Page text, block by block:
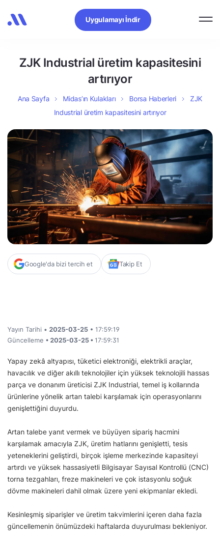
Uygulamayı İndir
ZJK Industrial üretim kapasitesini
artırıyor
Ana Sayfa Midas’ın Kulakları Borsa Haberleri
ZJK
Industrial üretim kapasitesini artırıyor
Google'da bizi tercih et Takip Et
Yayın Tarihi • 2025-03-25 • 17:59:19
Güncelleme • 2025-03-25 • 17:59:31
Yapay zekâ altyapısı, tüketici elektroniği, elektrikli araçlar,
havacılık ve diğer akıllı teknolojiler için yüksek teknolojili hassas
parça ve donanım üreticisi ZJK Industrial, temel iş kollarında
ürünlerine yönelik artan talebi karşılamak için operasyonlarını
genişlettiğini duyurdu.
Artan talebe yanıt vermek ve büyüyen sipariş hacmini
karşılamak amacıyla ZJK, üretim hatlarını genişletti, tesis
yeteneklerini geliştirdi, birçok işleme merkezinde kapasiteyi
artırdı ve yüksek hassasiyetli Bilgisayar Sayısal Kontrollü (CNC)
torna tezgahları, freze makineleri ve çok istasyonlu soğuk
dövme makineleri dahil olmak üzere yeni ekipmanlar ekledi.
Kesinleşmiş siparişler ve üretim takvimlerini içeren daha fazla
güncellemenin önümüzdeki haftalarda duyurulması bekleniyor.